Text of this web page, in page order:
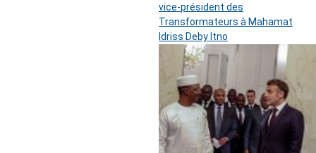
vice-président des
Transformateurs à Mahamat
Idriss Deby Itno